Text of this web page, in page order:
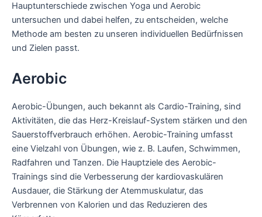
Hauptunterschiede zwischen Yoga und Aerobic
untersuchen und dabei helfen, zu entscheiden, welche
Methode am besten zu unseren individuellen Bedürfnissen
und Zielen passt.
Aerobic
Aerobic-Übungen, auch bekannt als Cardio-Training, sind
Aktivitäten, die das Herz-Kreislauf-System stärken und den
Sauerstoffverbrauch erhöhen. Aerobic-Training umfasst
eine Vielzahl von Übungen, wie z. B. Laufen, Schwimmen,
Radfahren und Tanzen. Die Hauptziele des Aerobic-
Trainings sind die Verbesserung der kardiovaskulären
Ausdauer, die Stärkung der Atemmuskulatur, das
Verbrennen von Kalorien und das Reduzieren des